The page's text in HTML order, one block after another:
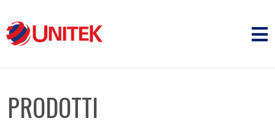
PRODOTTI